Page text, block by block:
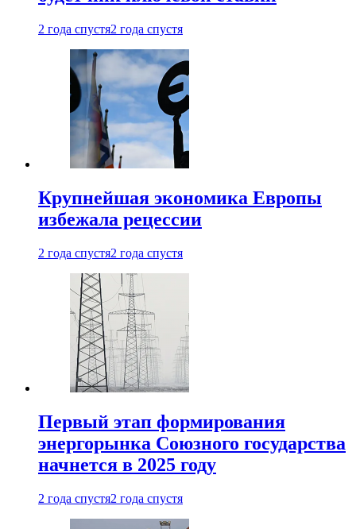
2 года спустя2 года спустя
Крупнейшая экономика Европы
избежала рецессии
2 года спустя2 года спустя
Первый этап формирования
энергорынка Союзного государства
начнется в 2025 году
2 года спустя2 года спустя